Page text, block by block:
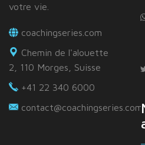
votre vie.
coachingseries.com
Chemin de l'alouette
2, 110 Morges, Suisse
+41 22 340 6000
contact@coachingseries.com